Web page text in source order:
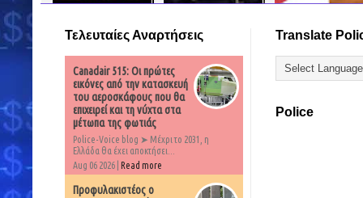
ΑΡΧΙΣΑΝ ΤΑ ΟΡΓΑΝΑ
σακάτεψε
ΠΑΚΙΣΤΑΝΟ που
έβρισε την Παναγία!
«ΑΠΑΙΤΟΥΣΑΝ να
κατεβάσω τις εικόνες
της Βρεφοκρατούσας!
Του έσπασα… τη χέρα
με το σίδερο που
σπάω τα κάρβουνα!»
(ΒΙΝΤΕΟ)
"Δεν μας βλέπουν ως
και υποχρεώσεις..."
Κείμενο αστυνομικού
…
ΕΕ: Το μνημόνιο
κυριαρχικά
δικαιώματα τρίτων
της Θάλασσας
Translate
Police
Τελευταίες Αναρτήσεις
Canadair 515: Οι πρώτες
εικόνες από την κατασκευή
του αεροσκάφους που θα
επιχειρεί και τη νύχτα στα
μέτωπα της φωτιάς
Police-Voice blog ➤ Μέχρι το 2031, η
Ελλάδα θα έχει αποκτήσει...
Aug 06 2026 | Read more
Προφυλακιστέος ο